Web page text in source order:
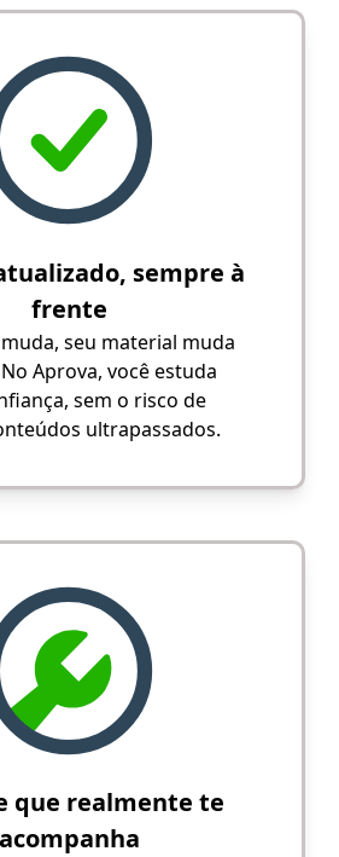
sempre à
frente
seu material muda
Aprova, você estuda
sem o risco de
ultrapassados.
que realmente te
acompanha